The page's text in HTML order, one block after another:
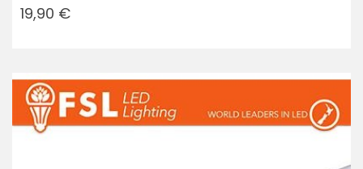
Prezzo
19,90 €